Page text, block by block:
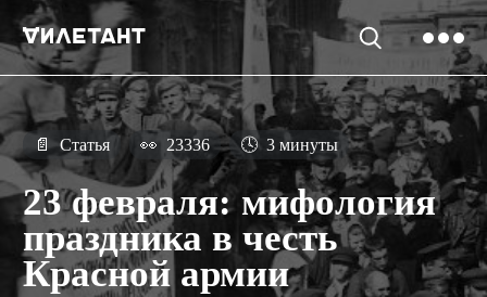
📄 Статья 👀 23336 🕓 3 минуты
23 февраля: мифология
праздника в честь
Красной армии